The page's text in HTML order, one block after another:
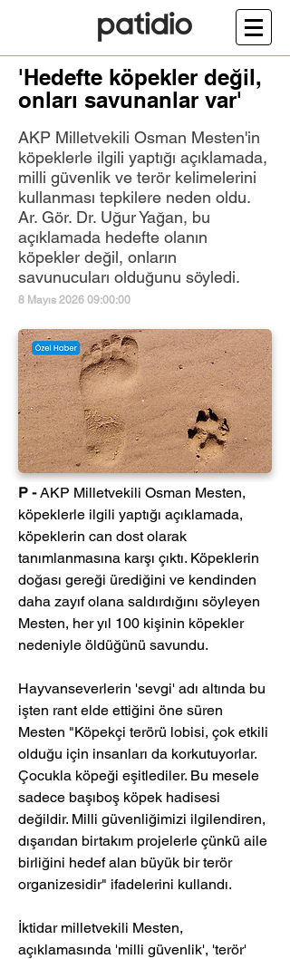
'Hedefte köpekler değil,
onları savunanlar var'
AKP Milletvekili Osman Mesten'in
köpeklerle ilgili yaptığı açıklamada,
milli güvenlik ve terör kelimelerini
kullanması tepkilere neden oldu.
Ar. Gör. Dr. Uğur Yağan, bu
açıklamada hedefte olanın
köpekler değil, onların
savunucuları olduğunu söyledi.
8 Mayıs 2026 09:00:00
P - AKP Milletvekili Osman Mesten,
köpeklerle ilgili yaptığı açıklamada,
köpeklerin can dost olarak
tanımlanmasına karşı çıktı. Köpeklerin
doğası gereği ürediğini ve kendinden
daha zayıf olana saldırdığını söyleyen
Mesten, her yıl 100 kişinin köpekler
nedeniyle öldüğünü savundu.
Hayvanseverlerin 'sevgi' adı altında bu
işten rant elde ettiğini öne süren
Mesten "Köpekçi terörü lobisi, çok etkili
olduğu için insanları da korkutuyorlar.
Çocukla köpeği eşitlediler. Bu mesele
sadece başıboş köpek hadisesi
değildir. Milli güvenliğimizi ilgilendiren,
dışarıdan birtakım projelerle çünkü aile
birliğini hedef alan büyük bir terör
organizesidir" ifadelerini kullandı.
İktidar milletvekili Mesten,
açıklamasında 'milli güvenlik', 'terör'